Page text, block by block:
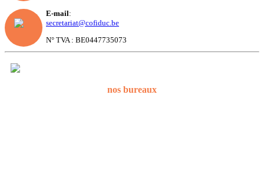
E-mail:
secretariat@cofiduc.be
N° TVA : BE0447735073
nos bureaux